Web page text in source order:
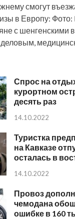
смогут
в Европу:
с шенгенскими
Спрос на
курортном
десять раз
14.10.2022
Туристка
на Кавказе
осталась в
14.10.2022
Провоз
чемодана
ошибке в 160